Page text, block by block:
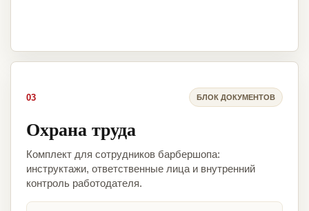
03 БЛОК ДОКУМЕНТОВ
Охрана труда
Комплект для сотрудников барбершопа:
инструктажи, ответственные лица и внутренний
контроль работодателя.